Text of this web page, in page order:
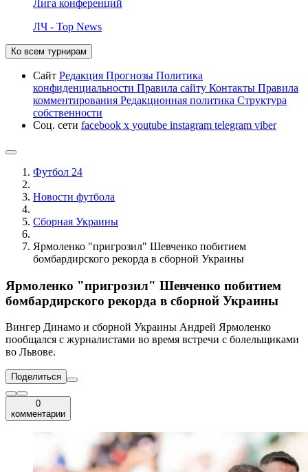
Лига конференций
ЛЧ - Top News
Ко всем турнирам
Сайт Редакция Прогнозы Политика
конфиденциальности Правила сайту Контакты Правила
комментирования Редакционная политика Структура
собственности
Соц. сети facebook x youtube instagram telegram viber
Футбол 24
Новости футбола
Сборная Украины
Ярмоленко "пригрозил" Шевченко побитием
бомбардирского рекорда в сборной Украины
Ярмоленко "пригрозил" Шевченко побитием
бомбардирского рекорда в сборной Украины
Вингер Динамо и сборной Украины Андрей Ярмоленко
пообщался с журналистами во время встречи с болельщиками
во Львове.
Поделиться
0
комментарии